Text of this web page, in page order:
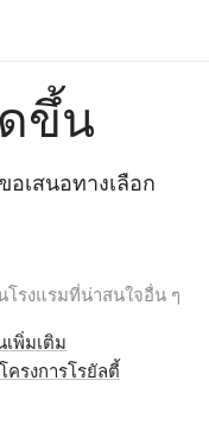
ขึ้น
เสนอทางเลือก
โรงแรมที่น่าสนใจอื่น ๆ
พิ่มเติม
รงการโรยัลตี้